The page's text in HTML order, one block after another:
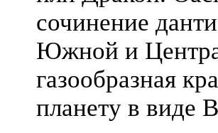
сочинение
Южной и
газообразная
планету в виде